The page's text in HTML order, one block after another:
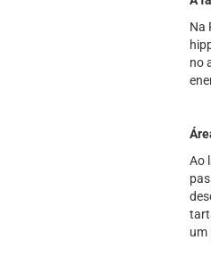
Na
no
Ao
um